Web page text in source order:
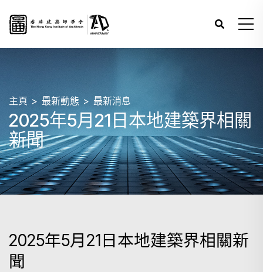
主頁 最新動態 最新消息
2025年5月21日本地建築界相關
新聞
2025年5月21日本地建築界相關新
聞